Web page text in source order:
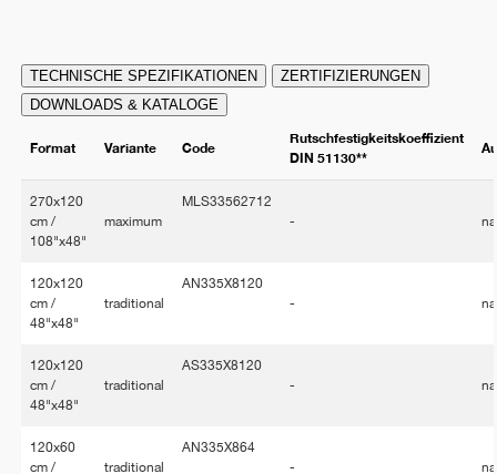
TECHNISCHE SPEZIFIKATIONEN
ZERTIFIZIERUNGEN
DOWNLOADS & KATALOGE
Format Variante Code
Rutschfestigkeitskoeffizient
DIN 51130**
270x120
cm /
108"x48"
maximum
MLS33562712
-
120x120
cm /
48"x48"
traditional
AN335X8120
-
120x120
cm /
48"x48"
traditional
AS335X8120
-
120x60
cm /
traditional
AN335X864
-